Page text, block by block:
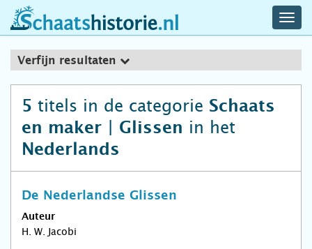
schaatshistorie.nl
Verfijn resultaten
5 titels in de categorie Schaats
en maker | Glissen in het
Nederlands
De Nederlandse Glissen
Auteur
H. W. Jacobi